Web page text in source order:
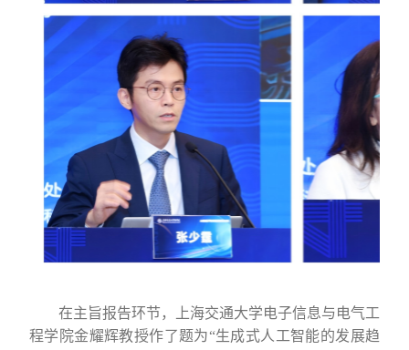
在主旨报告环节，上海交通大学电子信息与电气工
程学院金耀辉教授作了题为“生成式人工智能的发展趋